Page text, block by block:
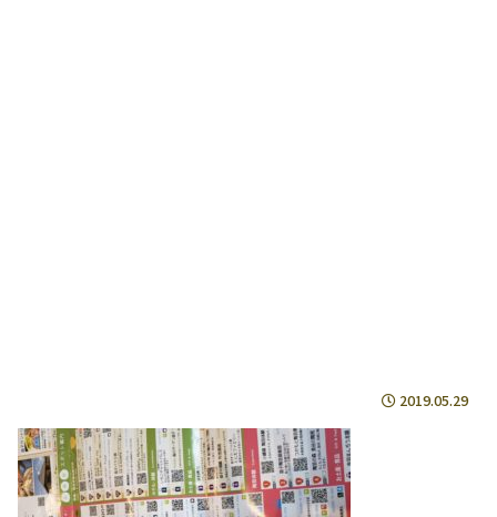
2019.05.29